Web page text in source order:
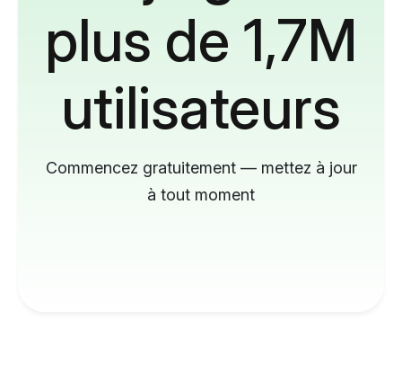
plus de 1,7M
utilisateurs
Commencez gratuitement — mettez à jour
à tout moment